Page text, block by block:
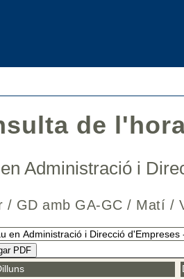
de
Administració i
/ GD amb GA-GC / Matí
PDF